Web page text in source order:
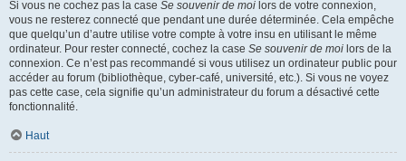
Si vous ne cochez pas la case Se souvenir de moi lors de votre connexion,
vous ne resterez connecté que pendant une durée déterminée. Cela empêche
que quelqu’un d’autre utilise votre compte à votre insu en utilisant le même
ordinateur. Pour rester connecté, cochez la case Se souvenir de moi lors de la
connexion. Ce n’est pas recommandé si vous utilisez un ordinateur public pour
accéder au forum (bibliothèque, cyber-café, université, etc.). Si vous ne voyez
pas cette case, cela signifie qu’un administrateur du forum a désactivé cette
fonctionnalité.
Haut